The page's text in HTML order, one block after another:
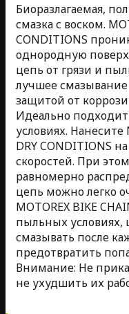
Биоразлагаемая,
смазка с воском.
CONDITIONS
однородную
цепь от грязи и
лучшее
защитой от
Идеально
условиях. Нанесите
DRY CONDITIONS
скоростей. При
равномерно
цепь можно легко
MOTOREX BIKE
пыльных условиях,
смазывать после
предотвратить
Внимание: Не
не ухудшить их